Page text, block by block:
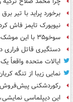
برخورد پراید با تیر برق ۲ فوتی بر جای گذاشت
نیویورک تایمز فاش
سوخو۳۵ با این موشک‌ها به ناوهای‌جنگی حمله می‌کند
دستگیری قاتل فراری
ایالات متحده واقعاً
نمایی زیبا از تنگه
رکوردشکنی
این دیپلماسی